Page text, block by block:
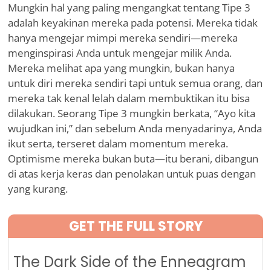
Mungkin hal yang paling mengangkat tentang Tipe 3
adalah keyakinan mereka pada potensi. Mereka tidak
hanya mengejar mimpi mereka sendiri—mereka
menginspirasi Anda untuk mengejar milik Anda.
Mereka melihat apa yang mungkin, bukan hanya
untuk diri mereka sendiri tapi untuk semua orang, dan
mereka tak kenal lelah dalam membuktikan itu bisa
dilakukan. Seorang Tipe 3 mungkin berkata, “Ayo kita
wujudkan ini,” dan sebelum Anda menyadarinya, Anda
ikut serta, terseret dalam momentum mereka.
Optimisme mereka bukan buta—itu berani, dibangun
di atas kerja keras dan penolakan untuk puas dengan
yang kurang.
GET THE FULL STORY
The Dark Side of the Enneagram